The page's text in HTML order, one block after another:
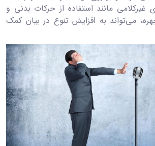
غیرکلامی مانند استفاده از حرکات بدنی و
می‌تواند به افزایش تنوع در بیان کمک